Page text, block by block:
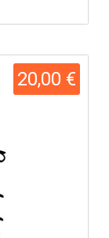
20,00 €